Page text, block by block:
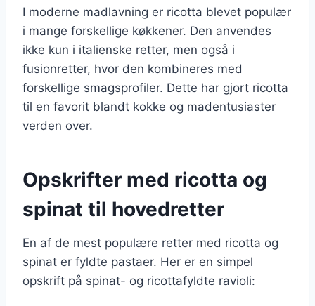
I moderne madlavning er ricotta blevet populær
i mange forskellige køkkener. Den anvendes
ikke kun i italienske retter, men også i
fusionretter, hvor den kombineres med
forskellige smagsprofiler. Dette har gjort ricotta
til en favorit blandt kokke og madentusiaster
verden over.
Opskrifter med ricotta og
spinat til hovedretter
En af de mest populære retter med ricotta og
spinat er fyldte pastaer. Her er en simpel
opskrift på spinat- og ricottafyldte ravioli: